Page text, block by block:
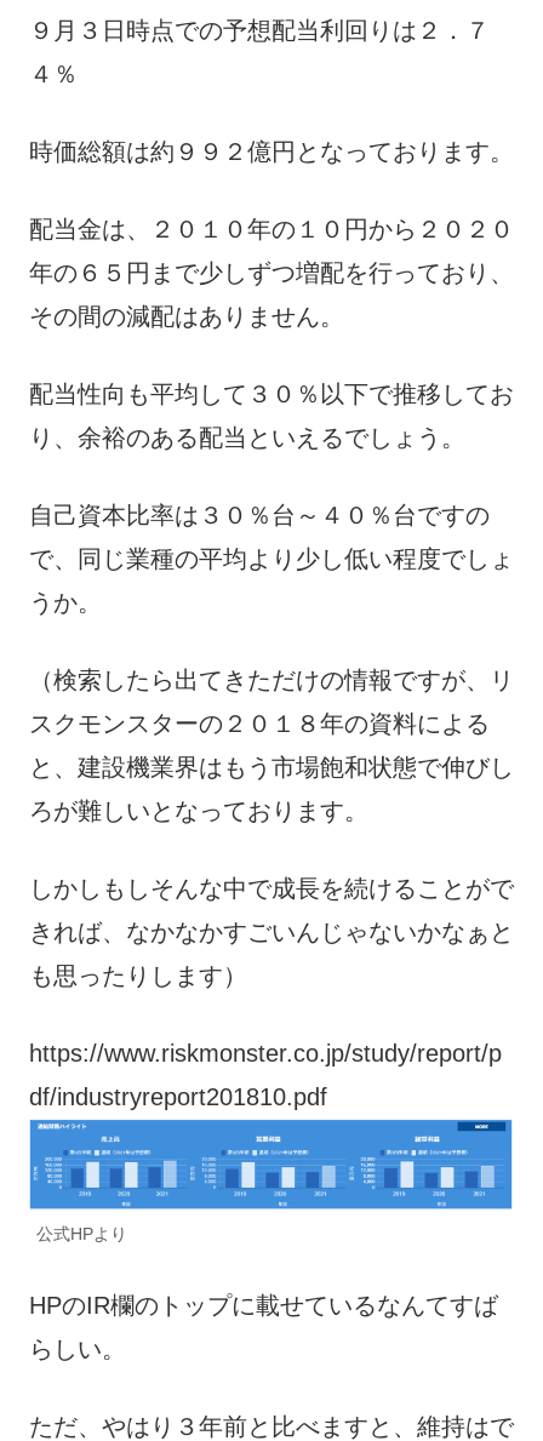
９月３日時点での予想配当利回りは２．７
４％
時価総額は約９９２億円となっております。
配当金は、２０１０年の１０円から２０２０
年の６５円まで少しずつ増配を行っており、
その間の減配はありません。
配当性向も平均して３０％以下で推移してお
り、余裕のある配当といえるでしょう。
自己資本比率は３０％台～４０％台ですの
で、同じ業種の平均より少し低い程度でしょ
うか。
（検索したら出てきただけの情報ですが、リ
スクモンスターの２０１８年の資料による
と、建設機業界はもう市場飽和状態で伸びし
ろが難しいとなっております。
しかしもしそんな中で成長を続けることがで
きれば、なかなかすごいんじゃないかなぁと
も思ったりします）
https://www.riskmonster.co.jp/study/report/p
df/industryreport201810.pdf
公式HPより
HPのIR欄のトップに載せているなんてすば
らしい。
ただ、やはり３年前と比べますと、維持はで